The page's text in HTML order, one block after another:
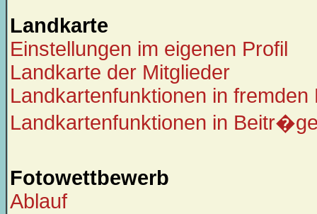
Landkarte
Einstellungen im eigenen Profil
Landkarte der Mitglieder
Landkartenfunktionen in fremden
Landkartenfunktionen in
Fotowettbewerb
Ablauf